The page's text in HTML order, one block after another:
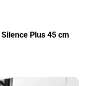
Silence Plus 45 cm